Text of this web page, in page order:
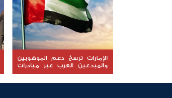
الإمارات ترسخ دعم الموهوبين
والمبدعين العرب عبر مبادرات
نوعية ملهمة